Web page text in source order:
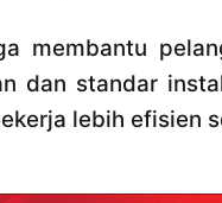
membantu
dan standar
lebih efisien